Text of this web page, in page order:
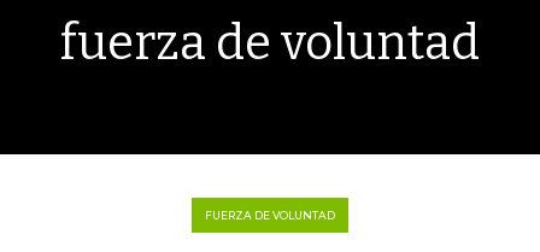
fuerza de voluntad
FUERZA DE VOLUNTAD